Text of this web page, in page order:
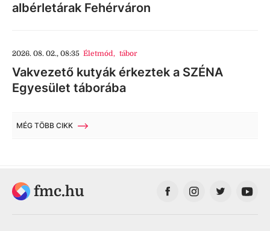
albérletárak Fehérváron
2026. 08. 02., 08:35 Életmód, tábor
Vakvezető kutyák érkeztek a SZÉNA
Egyesület táborába
MÉG TÖBB CIKK
fmc.hu